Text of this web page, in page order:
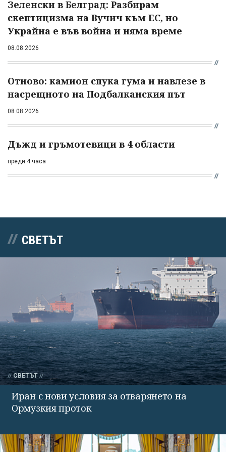
Зеленски в Белград: Разбирам
скептицизма на Вучич към ЕС, но
Украйна е във война и няма време
08.08.2026
Отново: камион спука гума и навлезе в
насрещното на Подбалканския път
08.08.2026
Дъжд и гръмотевици в 4 области
преди 4 часа
СВЕТЪТ
СВЕТЪТ
Иран с нови условия за отварянето на
Ормузкия проток